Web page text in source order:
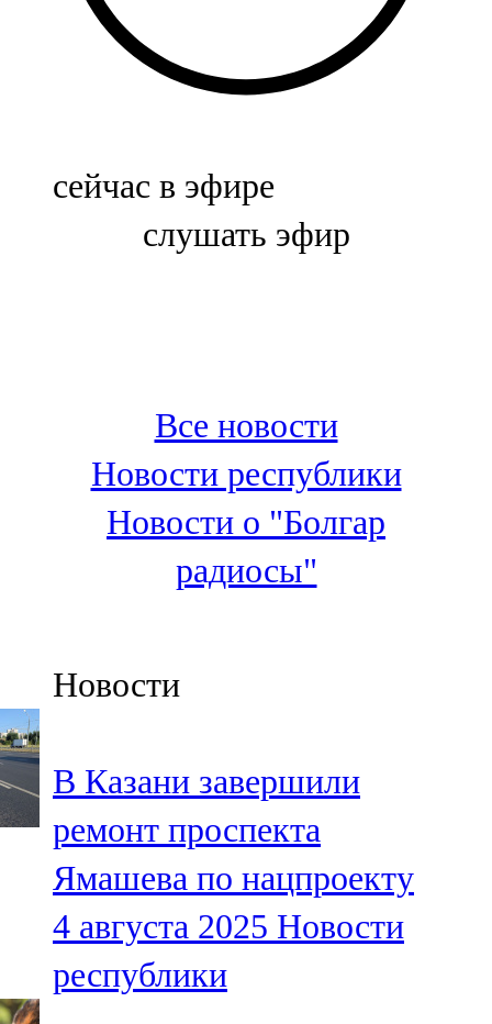
107,5 FM
Биләр
Болгар
100,3 FM
Зәй
106,6 FM
Кадыбаш
105,2 FM
91,5 FM
106,1 FM
Кама тамагы
71,51 FM
Кукмара
107,9 FM
сейчас в эфире
слушать эфир
Все новости
Новости республики
Новости о "Болгар
радиосы"
Новости
В Казани завершили
ремонт проспекта
Ямашева по нацпроекту
4 августа 2025 Новости
республики